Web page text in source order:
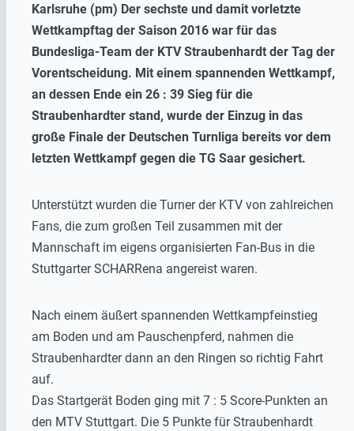
Karlsruhe (pm) Der sechste und damit vorletzte
Wettkampftag der Saison 2016 war für das
Bundesliga-Team der KTV Straubenhardt der Tag der
Vorentscheidung. Mit einem spannenden Wettkampf,
an dessen Ende ein 26 : 39 Sieg für die
Straubenhardter stand, wurde der Einzug in das
große Finale der Deutschen Turnliga bereits vor dem
letzten Wettkampf gegen die TG Saar gesichert.
Unterstützt wurden die Turner der KTV von zahlreichen
Fans, die zum großen Teil zusammen mit der
Mannschaft im eigens organisierten Fan-Bus in die
Stuttgarter SCHARRena angereist waren.
Nach einem äußert spannenden Wettkampfeinstieg
am Boden und am Pauschenpferd, nahmen die
Straubenhardter dann an den Ringen so richtig Fahrt
auf.
Das Startgerät Boden ging mit 7 : 5 Score-Punkten an
den MTV Stuttgart. Die 5 Punkte für Straubenhardt